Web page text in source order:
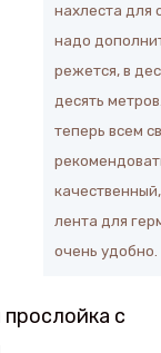
нахлеста для
надо
режется, в
десять
теперь всем
лента для
очень
с